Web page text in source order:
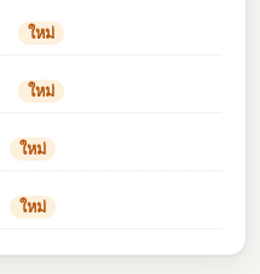
ใหม่
ใหม่
ใหม่
ใหม่